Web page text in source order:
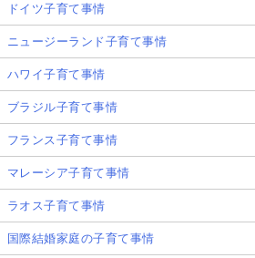
ドイツ子育て事情
ニュージーランド子育て事情
ハワイ子育て事情
ブラジル子育て事情
フランス子育て事情
マレーシア子育て事情
ラオス子育て事情
国際結婚家庭の子育て事情